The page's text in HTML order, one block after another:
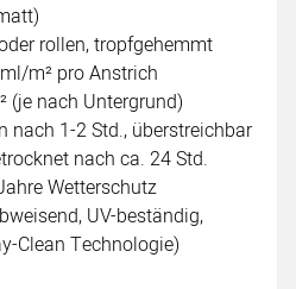
rollen, tropfgehemmt
m² pro Anstrich
(je nach Untergrund)
nach 1-2 Std., überstreichbar
nach ca. 24 Std.
Wetterschutz
UV-beständig,
Clean Technologie)